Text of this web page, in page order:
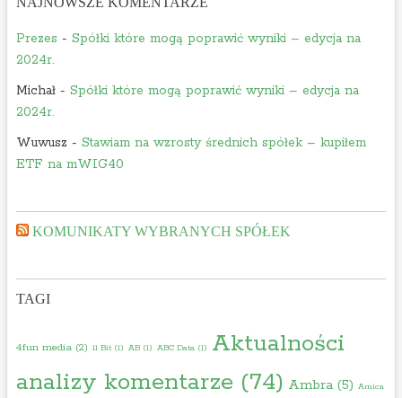
Prezes - Spółki które mogą poprawić wyniki – edycja na
2024r.
Michał- Spółki które mogą poprawić wyniki – edycja na
2024r.
Wuwusz - Stawiam na wzrosty średnich spółek – kupiłem
ETF na mWIG40
KOMUNIKATY WYBRANYCH SPÓŁEK
TAGI
4fun media(2) 11 Bit(1) AB(1) ABC Data(1) Aktualności
analizy komentarze (74) Ambra(5) Amica